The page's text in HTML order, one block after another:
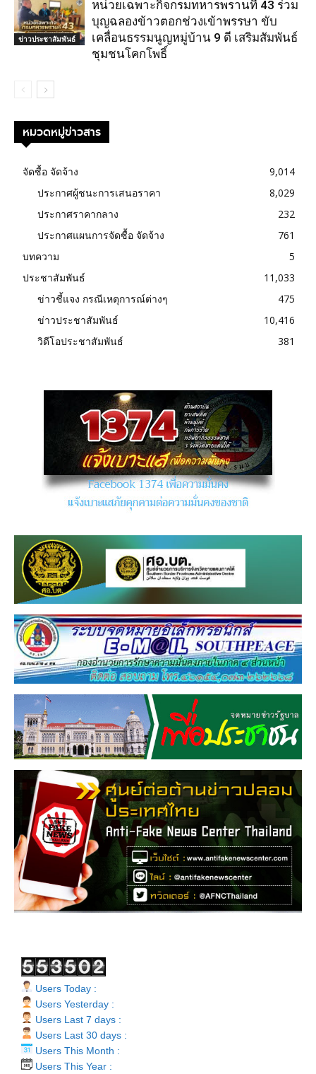
ข่าวประชาสัมพันธ์
หน่วยเฉพาะกิจกรมทหารพรานที่ 43 ร่วม
บุญฉลองข้าวตอกช่วงเข้าพรรษา ขับ
เคลื่อนธรรมนูญหมู่บ้าน 9 ดี เสริมสัมพันธ์
ชุมชนโคกโพธิ์
หมวดหมู่ข่าวสาร
จัดซื้อ จัดจ้าง
9,014
ประกาศผู้ชนะการเสนอราคา
8,029
ประกาศราคากลาง
232
ประกาศแผนการจัดซื้อ จัดจ้าง
761
บทความ
5
ประชาสัมพันธ์
11,033
ข่าวชี้แจง กรณีเหตุการณ์ต่างๆ
475
ข่าวประชาสัมพันธ์
10,416
วิดีโอประชาสัมพันธ์
381
Users Today :
Users Yesterday :
Users Last 7 days :
Users Last 30 days :
Users This Month :
Users This Year :